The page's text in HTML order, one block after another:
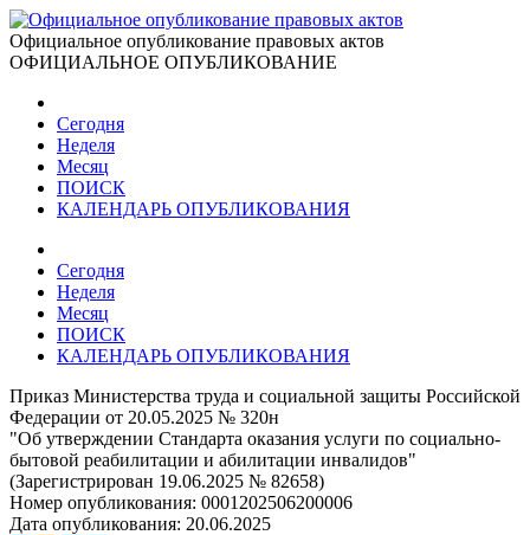
Официальное опубликование правовых актов
ОФИЦИАЛЬНОЕ ОПУБЛИКОВАНИЕ
Сегодня
Неделя
Месяц
ПОИСК
КАЛЕНДАРЬ ОПУБЛИКОВАНИЯ
Сегодня
Неделя
Месяц
ПОИСК
КАЛЕНДАРЬ ОПУБЛИКОВАНИЯ
Приказ Министерства труда и социальной защиты Российской
Федерации от 20.05.2025 № 320н
"Об утверждении Стандарта оказания услуги по социально-
бытовой реабилитации и абилитации инвалидов"
(Зарегистрирован 19.06.2025 № 82658)
Номер опубликования: 0001202506200006
Дата опубликования: 20.06.2025